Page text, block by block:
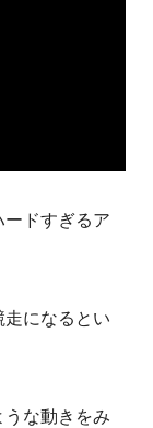
ドすぎるア
になるとい
な動きをみ